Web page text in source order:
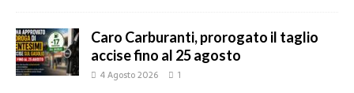
Caro Carburanti, prorogato il taglio
accise fino al 25 agosto
4 Agosto 2026 1